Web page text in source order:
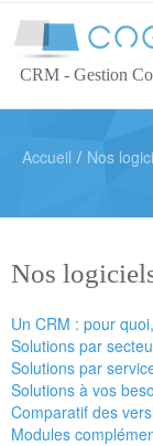
CRM - Gestion
Accueil / Nos
Nos
Un CRM : pour
Solutions par
Solutions par
Solutions à vos
Comparatif des
Modules